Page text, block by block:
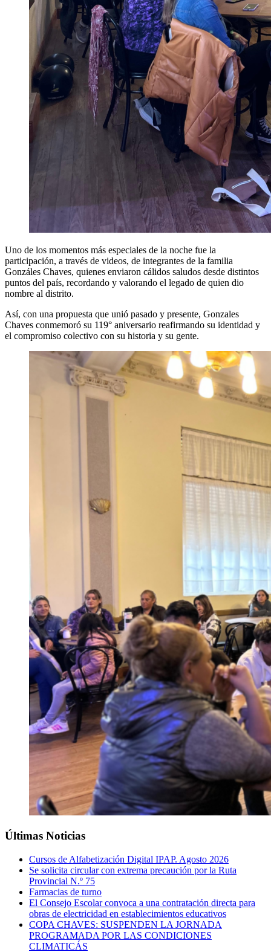
Uno de los momentos más especiales de la noche fue la
participación, a través de videos, de integrantes de la familia
Gonzáles Chaves, quienes enviaron cálidos saludos desde distintos
puntos del país, recordando y valorando el legado de quien dio
nombre al distrito.
Así, con una propuesta que unió pasado y presente, Gonzales
Chaves conmemoró su 119° aniversario reafirmando su identidad y
el compromiso colectivo con su historia y su gente.
Últimas Noticias
Cursos de Alfabetización Digital IPAP. Agosto 2026
Se solicita circular con extrema precaución por la Ruta
Provincial N.º 75
Farmacias de turno
El Consejo Escolar convoca a una contratación directa para
obras de electricidad en establecimientos educativos
COPA CHAVES: SUSPENDEN LA JORNADA
PROGRAMADA POR LAS CONDICIONES
CLIMATICÁS